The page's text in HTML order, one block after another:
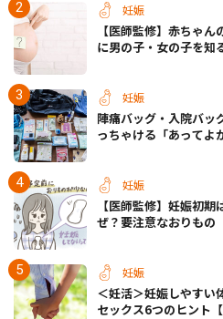
妊娠
【医師監修】赤ちゃ
に男の子・女の子を知
妊娠
陣痛バッグ・入院バッ
っちゃける「あってよ
妊娠
【医師監修】妊娠初
ぜ？要注意なおりもの
妊娠
＜妊活＞妊娠しやすい
セックス6つのヒント【